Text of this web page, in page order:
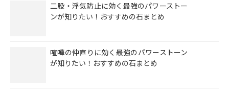
二股・浮気防止に効く最強のパワーストー
ンが知りたい！おすすめの石まとめ
喧嘩の仲直りに効く最強のパワーストーン
が知りたい！おすすめの石まとめ